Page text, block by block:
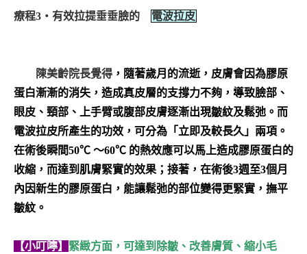
療程3‧有效拉提垂垂臉的 電波拉皮
陳美齡院長覺得 ，隨著歲月的流逝，皮膚會因為膠原
蛋白漸漸的消失，造成真皮層的支撐力不夠，導致臉部、
眼皮、頸部、上手臂或腹部皮膚逐漸出現皺紋及鬆弛。而
電波拉皮所產生的功效，可分為「立即及較長久」兩項。
在術後瞬間50℃ ～60℃ 的熱效應可以馬上造成膠原蛋白的
收縮，而達到肌膚緊實的效果；接著，在術後3週至3個月
內因新生的膠原蛋白，能讓鬆弛的部位變得更緊實，撫平
皺紋。
【小叮嚀】 緊緻方面，可達到除皺、改善膚質、縮小毛